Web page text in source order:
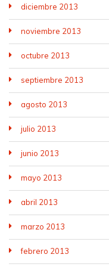
diciembre 2013
noviembre 2013
octubre 2013
septiembre 2013
agosto 2013
julio 2013
junio 2013
mayo 2013
abril 2013
marzo 2013
febrero 2013